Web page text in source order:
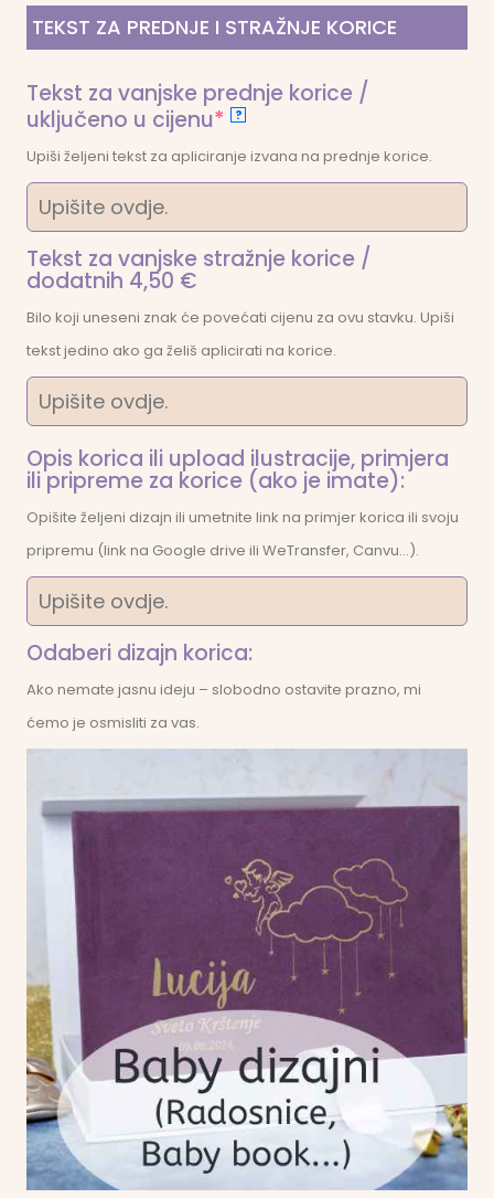
TEKST ZA PREDNJE I STRAŽNJE KORICE
Tekst za vanjske prednje korice /
uključeno u cijenu* (required)
?
Upiši željeni tekst za apliciranje izvana na prednje korice.
Tekst za vanjske stražnje korice /
dodatnih 4,50 €
Bilo koji uneseni znak će povećati cijenu za ovu stavku. Upiši
tekst jedino ako ga želiš aplicirati na korice.
Opis korica ili upload ilustracije, primjera
ili pripreme za korice (ako je imate):
Opišite željeni dizajn ili umetnite link na primjer korica ili svoju
pripremu (link na Google drive ili WeTransfer, Canvu...).
Odaberi dizajn korica:
Ako nemate jasnu ideju – slobodno ostavite prazno, mi
ćemo je osmisliti za vas.